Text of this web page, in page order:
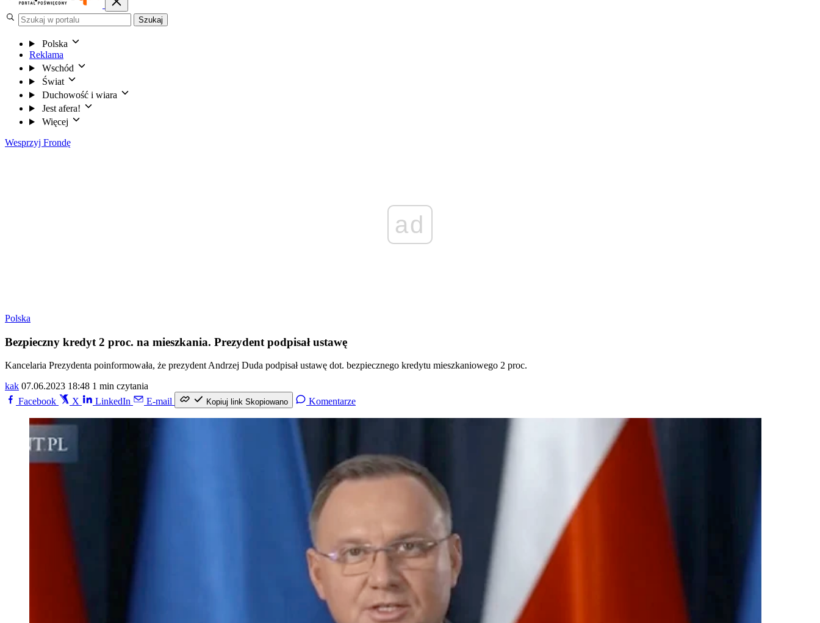
Szukaj
Polska
Reklama
Wschód
Świat
Duchowość i wiara
Jest afera!
Więcej
Wesprzyj Frondę
ad
Polska
Bezpieczny kredyt 2 proc. na mieszkania. Prezydent podpisał ustawę
Kancelaria Prezydenta poinformowała, że prezydent Andrzej Duda podpisał ustawę dot. bezpiecznego kredytu mieszkaniowego 2 proc.
kak 07.06.2023 18:48 1 min czytania
Facebook
X LinkedIn E-mail Kopiuj link Skopiowano Komentarze